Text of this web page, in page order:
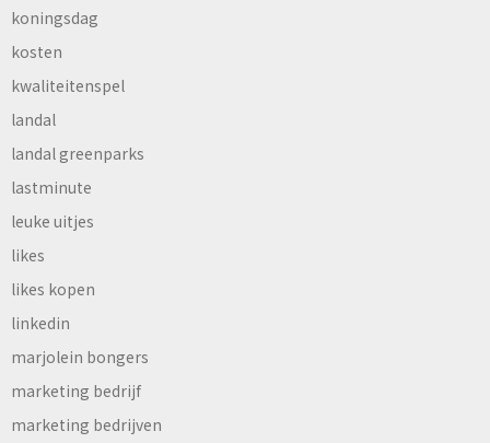
koningsdag
kosten
kwaliteitenspel
landal
landal greenparks
lastminute
leuke uitjes
likes
likes kopen
linkedin
marjolein bongers
marketing bedrijf
marketing bedrijven